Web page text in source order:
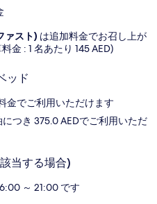
ァスト) は追加料金でお召し上が
金 : 1 名あたり 145 AED)
ッド
金でご利用いただけます
つき 375.0 AEDでご利用いただ
当する場合)
～ 21:00 です